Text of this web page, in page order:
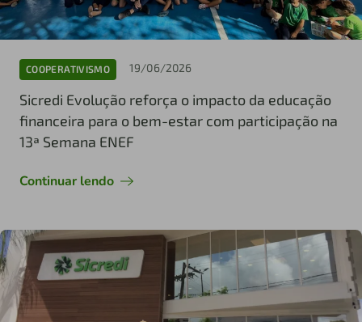
COOPERATIVISMO 19/06/2026
Sicredi Evolução reforça o impacto da educação
financeira para o bem-estar com participação na
13ª Semana ENEF
Continuar lendo